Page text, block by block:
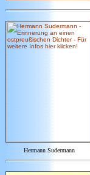
Hermann Sudermann